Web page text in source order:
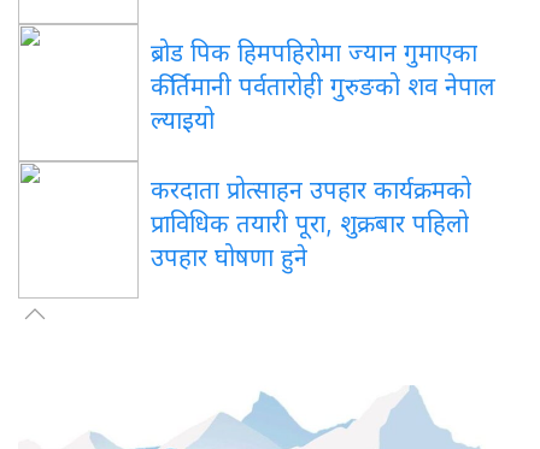
ब्रोड पिक हिमपहिरोमा ज्यान गुमाएका
कीर्तिमानी पर्वतारोही गुरुङको शव नेपाल
ल्याइयो
करदाता प्रोत्साहन उपहार कार्यक्रमको
प्राविधिक तयारी पूरा, शुक्रबार पहिलो
उपहार घोषणा हुने